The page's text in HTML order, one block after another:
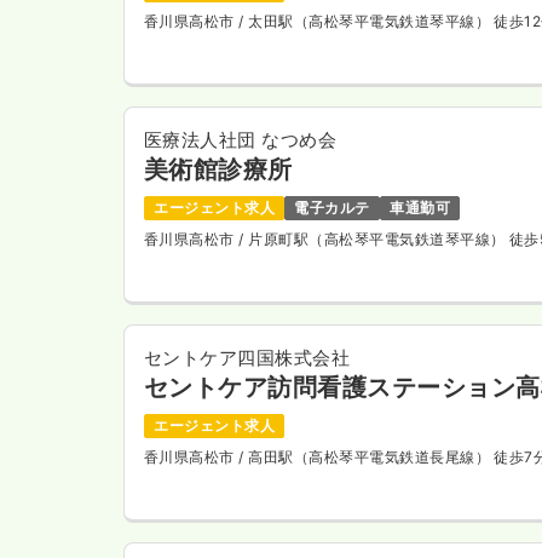
香川県高松市/ 太田駅（高松琴平電気鉄道琴平線） 徒歩
医療法人社団 なつめ会
美術館診療所
エージェント求人 電子カルテ
車通勤可
香川県高松市/ 片原町駅（高松琴平電気鉄道琴平線） 徒
セントケア四国株式会社
セントケア訪問看護ステーション
エージェント求人
香川県高松市/ 高田駅（高松琴平電気鉄道長尾線） 徒歩7